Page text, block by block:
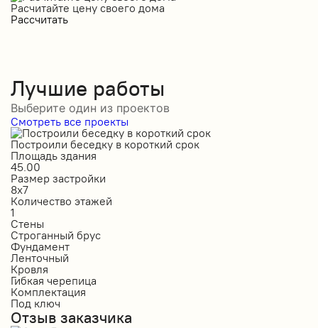
Расчитайте цену своего дома
Рассчитать
Лучшие работы
Выберите один из проектов
Смотреть все проекты
Построили беседку в короткий срок
Площадь здания
45.00
Размер застройки
8х7
Количество этажей
1
Стены
Строганный брус
Фундамент
Ленточный
Кровля
Гибкая черепица
Комплектация
Под ключ
Отзыв заказчика